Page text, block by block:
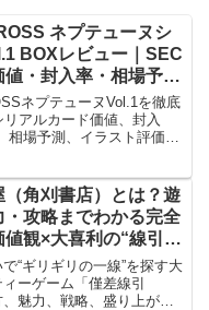
ネプテューヌシ
BOXレビュー｜SEC
値・封入率・相場予測
ネプテューヌVol.1を徹底
アルカード価値、封入
相場予測、イラスト評価、
（角刈書店）とは？遊
・攻略までわかる完全
観×大喜利の“線引
ーゲーム
“ギリギリの一線”を探す大
ーゲーム「僅差線引
魅力、戦略、盛り上がる